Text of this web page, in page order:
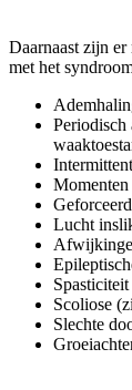
Daarnaast zijn er
met het
Periodisch
Momenten
Lucht
Scoliose
Slechte